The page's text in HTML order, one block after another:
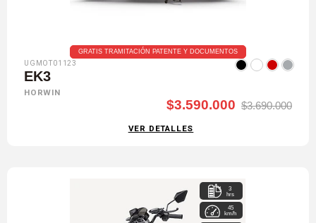
GRATIS TRAMITACIÓN PATENTE Y DOCUMENTOS
UGMOT01123
EK3
HORWIN
$3.590.000 $3.690.000
VER DETALLES
3
hrs
45
km/h